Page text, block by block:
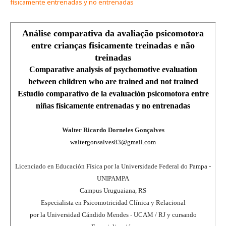
físicamente entrenadas y no entrenadas